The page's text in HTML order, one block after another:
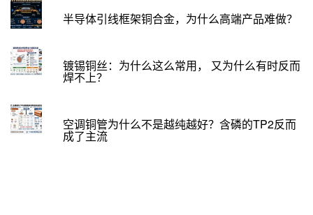
半导体引线框架铜合金，为什么高端产品难做？
镀锡铜丝：为什么这么常用， 又为什么有时反而
焊不上？
空调铜管为什么不是越纯越好？含磷的TP2反而
成了主流